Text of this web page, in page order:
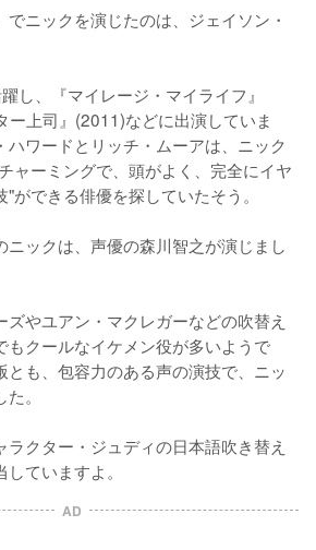
ニックを演じたのは、ジェイソン・
し、『マイレージ・マイライフ』
ー上司』(2011)などに出演していま
ハワードとリッチ・ムーアは、ニック
ャーミングで、頭がよく、完全にイヤ
ができる俳優を探していたそう。
ニックは、声優の森川智之が演じまし
やユアン・マクレガーなどの吹替え
もクールなイケメン役が多いようで
とも、包容力のある声の演技で、ニッ
。
クター・ジュディの日本語吹き替え
ていますよ。
AD